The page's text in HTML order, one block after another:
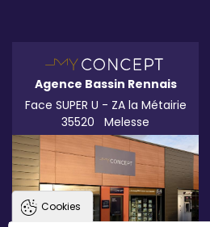
Agence Bassin Rennais
Face SUPER U - ZA la Métairie
35520
Melesse
Cookies